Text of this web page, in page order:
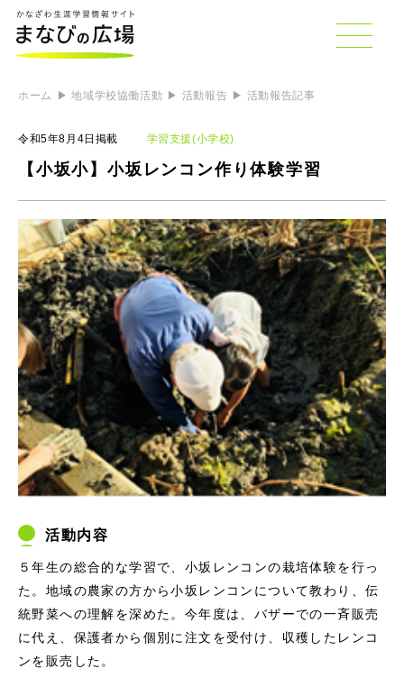
ホーム 地域学校協働活動 活動報告 活動報告記事
令和5年8月4日掲載 学習支援(小学校)
【小坂小】小坂レンコン作り体験学習
活動内容
５年生の総合的な学習で、小坂レンコンの栽培体験を行っ
た。地域の農家の方から小坂レンコンについて教わり、伝
統野菜への理解を深めた。今年度は、バザーでの一斉販売
に代え、保護者から個別に注文を受付け、収穫したレンコ
ンを販売した。